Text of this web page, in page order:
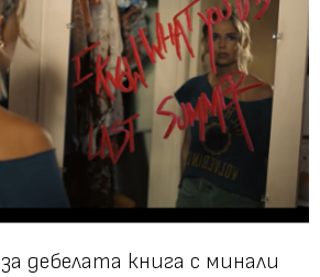
дебелата книга с минали